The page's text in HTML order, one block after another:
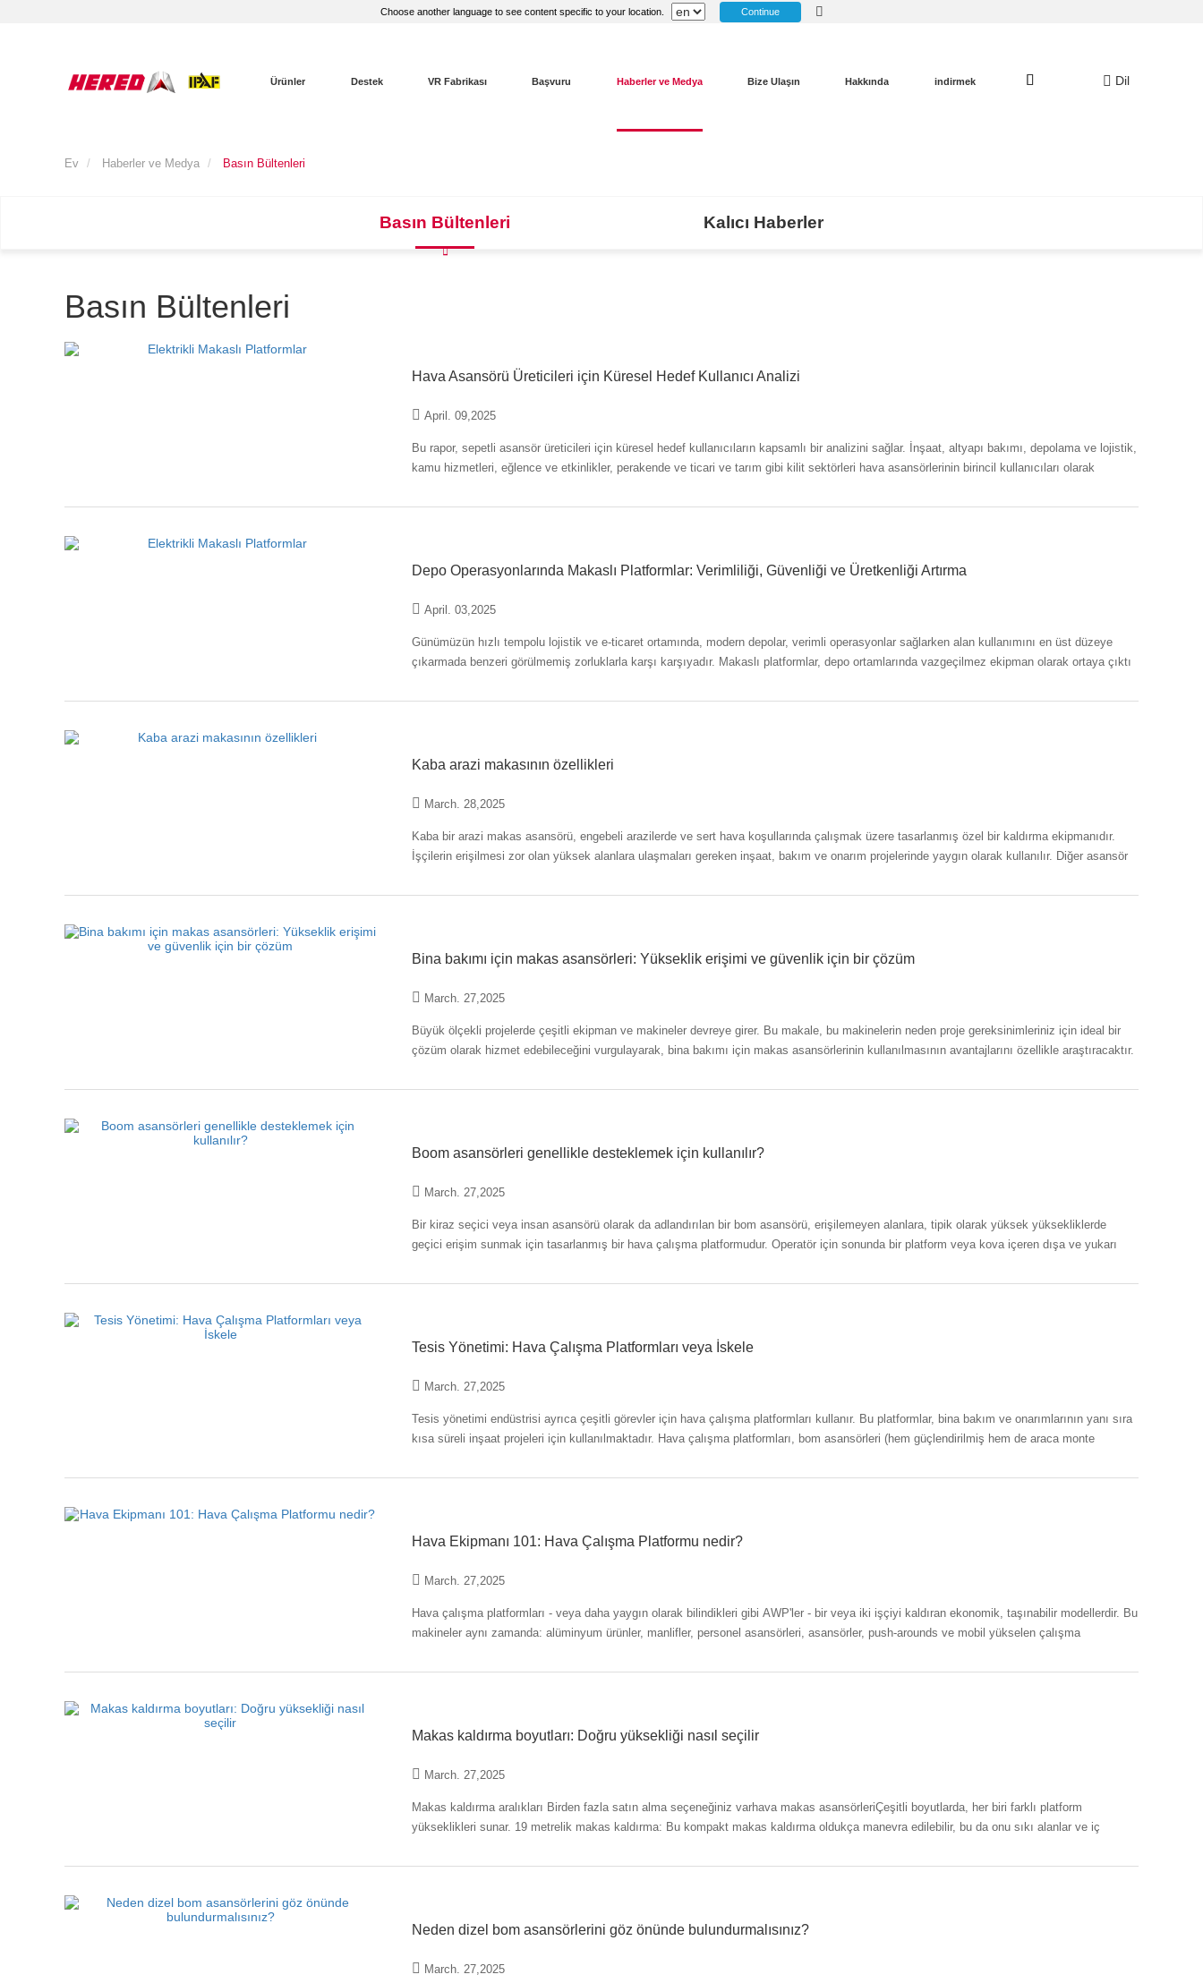
Choose another language to see content specific to your location. Continue
Ürünler Destek VR Fabrikası Başvuru Haberler ve Medya Bize Ulaşın Hakkında indirmek Dil
Ev Haberler ve Medya Basın Bültenleri
Basın Bültenleri Kalıcı Haberler
Basın Bültenleri
Hava Asansörü Üreticileri için Küresel Hedef Kullanıcı Analizi
April. 09,2025
Bu rapor, sepetli asansör üreticileri için küresel hedef kullanıcıların kapsamlı bir analizini sağlar. İnşaat, altyapı bakımı, depolama ve lojistik,
kamu hizmetleri, eğlence ve etkinlikler, perakende ve ticari ve tarım gibi kilit sektörleri hava asansörlerinin birincil kullanıcıları olarak
Depo Operasyonlarında Makaslı Platformlar: Verimliliği, Güvenliği ve Üretkenliği Artırma
April. 03,2025
Günümüzün hızlı tempolu lojistik ve e-ticaret ortamında, modern depolar, verimli operasyonlar sağlarken alan kullanımını en üst düzeye
çıkarmada benzeri görülmemiş zorluklarla karşı karşıyadır. Makaslı platformlar, depo ortamlarında vazgeçilmez ekipman olarak ortaya çıktı
Kaba arazi makasının özellikleri
March. 28,2025
Kaba bir arazi makas asansörü, engebeli arazilerde ve sert hava koşullarında çalışmak üzere tasarlanmış özel bir kaldırma ekipmanıdır.
İşçilerin erişilmesi zor olan yüksek alanlara ulaşmaları gereken inşaat, bakım ve onarım projelerinde yaygın olarak kullanılır. Diğer asansör
Bina bakımı için makas asansörleri: Yükseklik erişimi ve güvenlik için bir çözüm
March. 27,2025
Büyük ölçekli projelerde çeşitli ekipman ve makineler devreye girer. Bu makale, bu makinelerin neden proje gereksinimleriniz için ideal bir
çözüm olarak hizmet edebileceğini vurgulayarak, bina bakımı için makas asansörlerinin kullanılmasının avantajlarını özellikle araştıracaktır.
Boom asansörleri genellikle desteklemek için kullanılır?
March. 27,2025
Bir kiraz seçici veya insan asansörü olarak da adlandırılan bir bom asansörü, erişilemeyen alanlara, tipik olarak yüksek yüksekliklerde
geçici erişim sunmak için tasarlanmış bir hava çalışma platformudur. Operatör için sonunda bir platform veya kova içeren dışa ve yukarı
Tesis Yönetimi: Hava Çalışma Platformları veya İskele
March. 27,2025
Tesis yönetimi endüstrisi ayrıca çeşitli görevler için hava çalışma platformları kullanır. Bu platformlar, bina bakım ve onarımlarının yanı sıra
kısa süreli inşaat projeleri için kullanılmaktadır. Hava çalışma platformları, bom asansörleri (hem güçlendirilmiş hem de araca monte
Hava Ekipmanı 101: Hava Çalışma Platformu nedir?
March. 27,2025
Hava çalışma platformları - veya daha yaygın olarak bilindikleri gibi AWP'ler - bir veya iki işçiyi kaldıran ekonomik, taşınabilir modellerdir. Bu
makineler aynı zamanda: alüminyum ürünler, manlifler, personel asansörleri, asansörler, push-arounds ve mobil yükselen çalışma
Makas kaldırma boyutları: Doğru yüksekliği nasıl seçilir
March. 27,2025
Makas kaldırma aralıkları Birden fazla satın alma seçeneğiniz varhava makas asansörleriÇeşitli boyutlarda, her biri farklı platform
yükseklikleri sunar. 19 metrelik makas kaldırma: Bu kompakt makas kaldırma oldukça manevra edilebilir, bu da onu sıkı alanlar ve iç
Neden dizel bom asansörlerini göz önünde bulundurmalısınız?
March. 27,2025